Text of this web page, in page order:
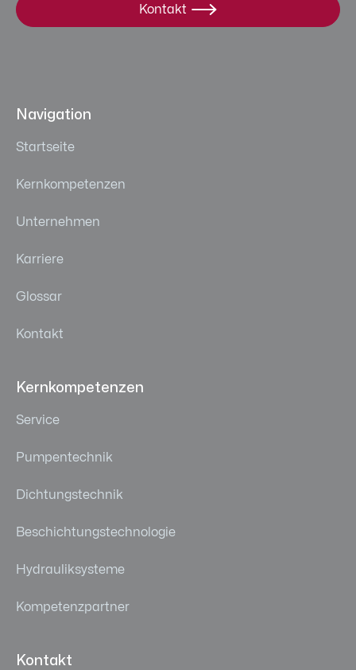
Kontakt 
Navigation
Startseite
Kernkompetenzen
Unternehmen
Karriere
Glossar
Kontakt
Kernkompetenzen
Service
Pumpentechnik
Dichtungstechnik
Beschichtungstechnologie
Hydrauliksysteme
Kompetenzpartner
Kontakt